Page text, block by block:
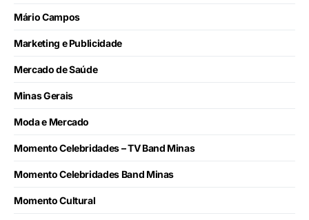
Mário Campos
Marketing e Publicidade
Mercado de Saúde
Minas Gerais
Moda e Mercado
Momento Celebridades – TV Band Minas
Momento Celebridades Band Minas
Momento Cultural